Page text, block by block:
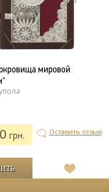
мировой
грн. Оставить отзыв
В